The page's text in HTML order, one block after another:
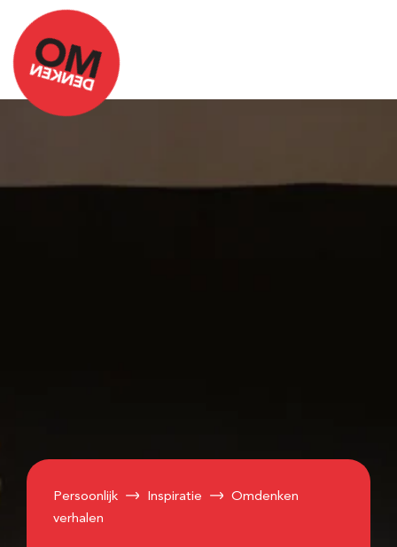
Persoonlijk Inspiratie
Omdenken
verhalen